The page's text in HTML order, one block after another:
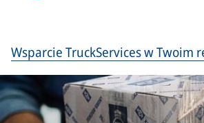
Wsparcie TruckServices w Twoim